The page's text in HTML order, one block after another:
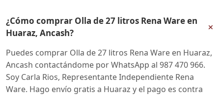
¿Cómo comprar Olla de 27 litros Rena Ware en
Huaraz, Ancash?
+
Puedes comprar Olla de 27 litros Rena Ware en Huaraz,
Ancash contactándome por WhatsApp al 987 470 966.
Soy Carla Rios, Representante Independiente Rena
Ware. Hago envío gratis a Huaraz y el pago es contra